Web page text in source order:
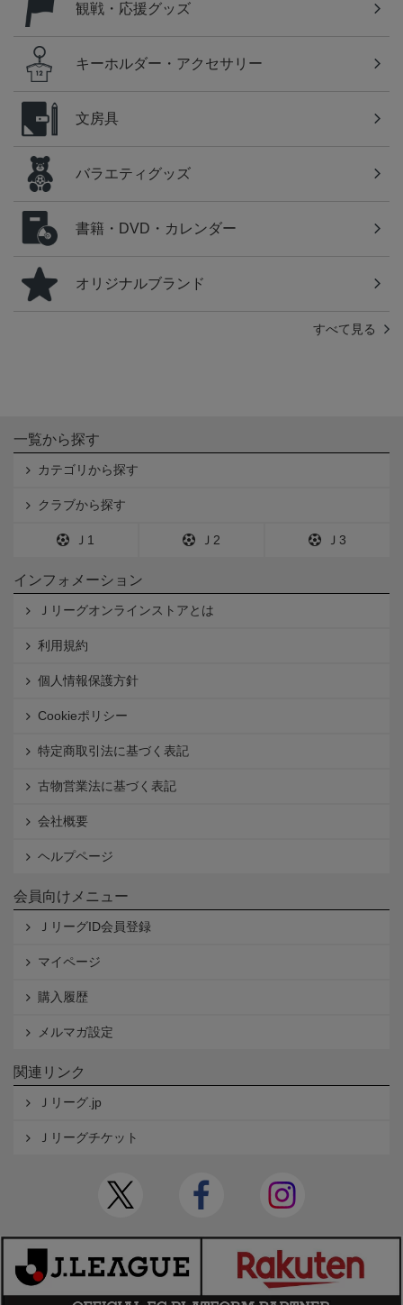
観戦・応援グッズ
キーホルダー・アクセサリー
文房具
バラエティグッズ
書籍・DVD・カレンダー
オリジナルブランド
すべて見る
一覧から探す
カテゴリから探す
クラブから探す
Ｊ1 Ｊ2 Ｊ3
インフォメーション
Ｊリーグオンラインストアとは
利用規約
個人情報保護方針
Cookieポリシー
特定商取引法に基づく表記
古物営業法に基づく表記
会社概要
ヘルプページ
会員向けメニュー
ＪリーグID会員登録
マイページ
購入履歴
メルマガ設定
関連リンク
Ｊリーグ.jp
Ｊリーグチケット